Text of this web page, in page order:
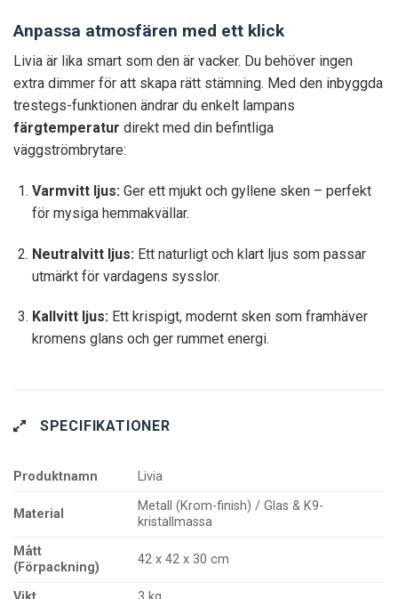
Anpassa atmosfären med ett klick
Livia är lika smart som den är vacker. Du behöver ingen
extra dimmer för att skapa rätt stämning. Med den inbyggda
trestegs-funktionen ändrar du enkelt lampans
färgtemperatur direkt med din befintliga
väggströmbrytare:
Varmvitt ljus:Ger ett mjukt och gyllene sken – perfekt
för mysiga hemmakvällar.
Neutralvitt ljus: Ett naturligt och klart ljus som passar
utmärkt för vardagens sysslor.
Kallvitt ljus:Ett krispigt, modernt sken som framhäver
kromens glans och ger rummet energi.
SPECIFIKATIONER
Produktnamn Livia
Material
Metall (Krom-finish) / Glas & K9-
kristallmassa
Mått
(Förpackning)
42 x 42 x 30 cm